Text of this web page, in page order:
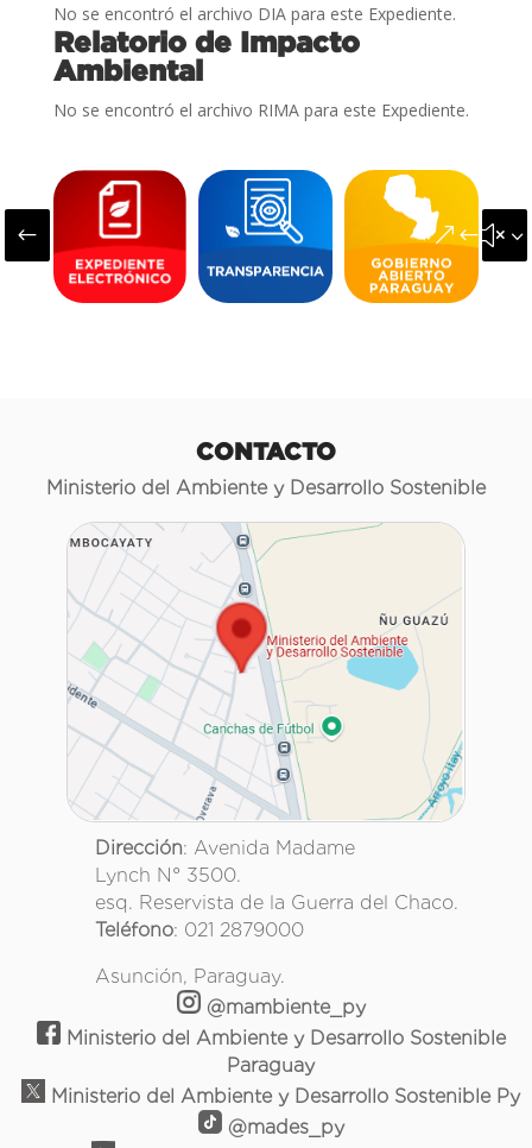
No se encontró el archivo DIA para este Expediente.
Relatorio de Impacto
Ambiental
No se encontró el archivo RIMA para este Expediente.
#
CONTACTO
Ministerio del Ambiente y Desarrollo Sostenible
Dirección: Avenida Madame
Lynch N° 3500.
esq. Reservista de la Guerra del Chaco.
Teléfono: 021 2879000
Asunción, Paraguay.
@mambiente_py
Ministerio del Ambiente y Desarrollo Sostenible
Paraguay
Ministerio del Ambiente y Desarrollo Sostenible Py
@mades_py